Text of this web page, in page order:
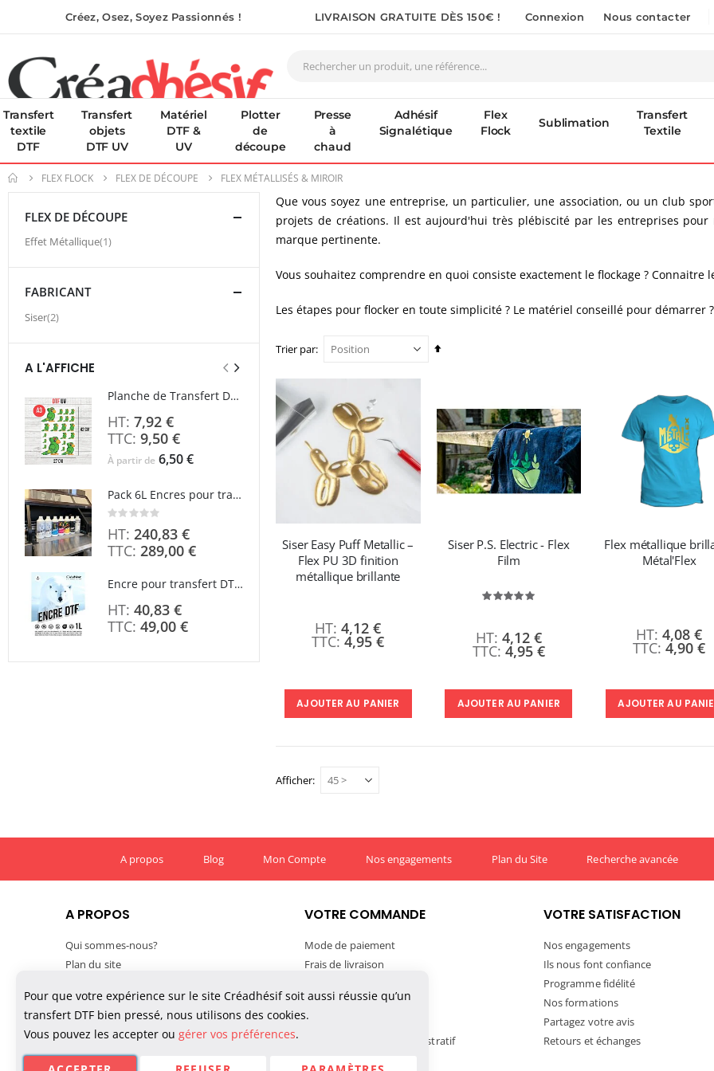
Créez, Osez, Soyez Passionnés ! LIVRAISON GRATUITE DÈS 150€ ! Connexion Nous contacter
Transfert
textile
DTF
Transfert
objets
DTF UV
Matériel
DTF &
UV
Plotter
de
découpe
Presse
à
chaud
Adhésif
Signalétique
Flex
Flock
Sublimation
Transfert
Textile
FLEX FLOCK FLEX DE DÉCOUPE FLEX MÉTALLISÉS & MIROIR
Que vous soyez une entreprise, un particulier, une association, ou un club
projets de créations. Il est aujourd'hui très plébiscité par les entreprises
marque pertinente.
Vous souhaitez comprendre en quoi consiste exactement le flockage ?
Les étapes pour flocker en toute simplicité ? Le matériel conseillé pour démarrer ?
Trier par
Par
Siser Easy Puff Metallic –
Flex PU 3D finition
métallique brillante
4,95 €
4,12 €
AJOUTER AU PANIER
Siser P.S. Electric - Flex
Film
Évaluation:
4,95 €
4,12 €
AJOUTER AU PANIER
Flex métallique
Métal'Flex
4,90 €
4,08 €
AJOUTER AU
Afficher
FLEX DE DÉCOUPE
Effet Métallique 1article
FABRICANT
Siser 2article
A L'AFFICHE
Planche de Transfert DTF UV - Format A3 - 27 x 42 cm
9,50 €
7,92 €
À partir de 6,50 €
Pack 6L Encres pour transfert DTF avec solution de nettoyage
Rating:
0%
289,00 €
240,83 €
Encre pour transfert DTF - 2eme Génération - Blanc - 1L
49,00 €
40,83 €
Rating:
0%
8 990,00 €
7 491,67 €
Imprimante Versiflex Objet et Textile : Kit Versiflex SG1000
Rating:
0%
1 621,14 €
1 350,95 €
Nouveauté ! Tour de rangement pour Flex ou Vinyle - 36 emplacements
59,99 €
49,99 €
Planche de Transfert DTF - Format A3 - 28 x 42 cm - Expédié en 6 heures
À partir de 5,40 €
A propos Blog Mon Compte Nos engagements Plan du Site Recherche avancée
A PROPOS
Qui sommes-nous?
Plan du site
Conditions générales de vente
Confidentialité des données
Politique de cookies
VOTRE COMMANDE
Mode de paiement
Frais de livraison
Suivre votre commande
TVA et exportation
Paiement Mandat Administratif
VOTRE SATISFACTION
Nos engagements
Ils nous font confiance
Programme fidélité
Nos formations
Partagez votre avis
Retours et échanges
Pour que votre expérience sur le site Créadhésif soit aussi réussie qu’un
transfert DTF bien pressé, nous utilisons des cookies.
Vous pouvez les accepter ou gérer vos préférences.